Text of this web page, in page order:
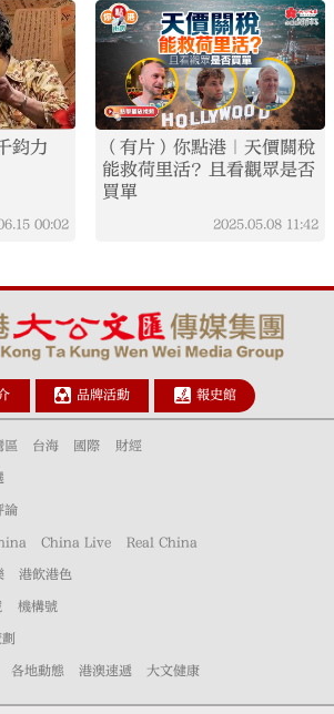
鈞力
00:02
（有片）你點港｜天價關稅
能救荷里活？且看觀眾是否
買單
2025.05.08 11:42
品牌活動 報史館
區 台海 國際 財經
論
China Live Real China
港飲港色
機構號
各地動態 港澳速遞 大文健康